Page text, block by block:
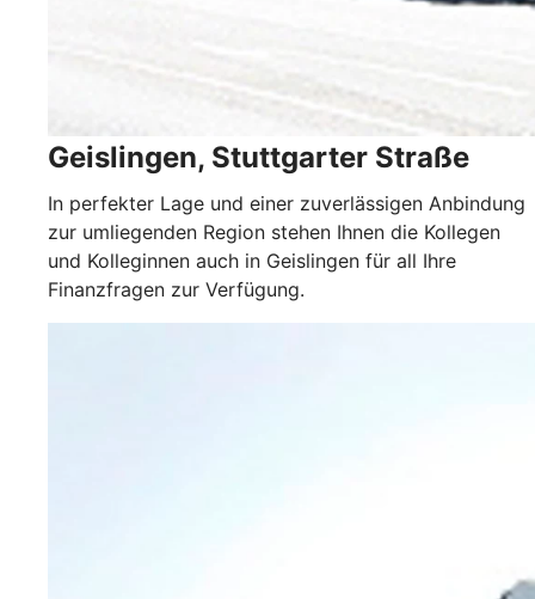
Geislingen, Stuttgarter Straße
In perfekter Lage und einer zuverlässigen Anbindung
zur umliegenden Region stehen Ihnen die Kollegen
und Kolleginnen auch in Geislingen für all Ihre
Finanzfragen zur Verfügung.